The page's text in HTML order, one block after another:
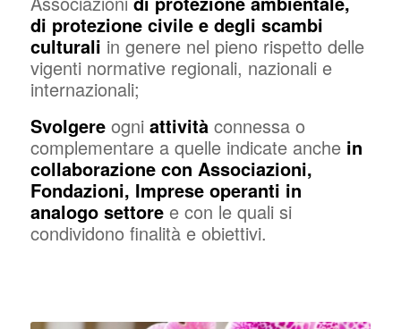
di protezione civile e degli scambi
culturali in genere nel pieno rispetto delle
vigenti normative regionali, nazionali e
internazionali;
Svolgereogni attivitàconnessa o
complementare a quelle indicate anche in
collaborazione con Associazioni,
Fondazioni, Imprese operanti in
analogo settoree con le quali si
condividono finalità e obiettivi.